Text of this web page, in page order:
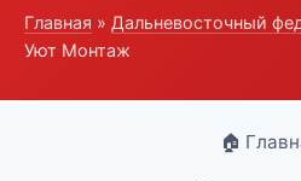
Главная » Дальневосточный
Уют Монтаж
🏠